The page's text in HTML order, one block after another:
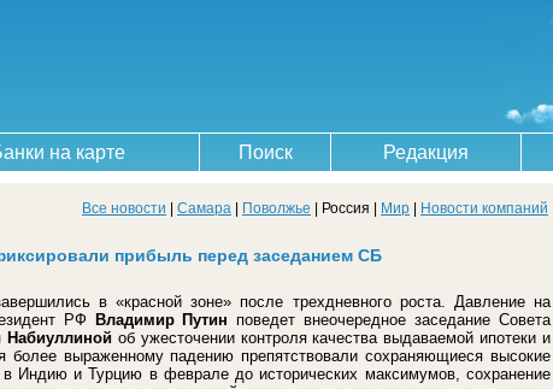
на карте Поиск Редакция
Все новости | Самара | Поволжье | Россия | Мир | Новости компаний
прибыль перед заседанием СБ
в «красной зоне» после трехдневного роста. Давление на
РФ Владимир Путин поведет внеочередное заседание Совета
об ужесточении контроля качества выдаваемой ипотеки и
выраженному падению препятствовали сохраняющиеся высокие
Индию и Турцию в феврале до исторических максимумов, сохранение